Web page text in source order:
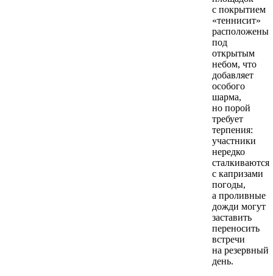
с покрытием
«теннисит»
расположены
под
открытым
небом, что
добавляет
особого
шарма,
но порой
требует
терпения:
участники
нередко
сталкиваются
с капризами
погоды,
а проливные
дожди могут
заставить
переносить
встречи
на резервный
день.